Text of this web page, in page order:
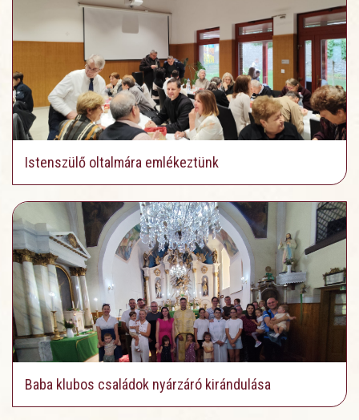
Istenszülő oltalmára emlékeztünk
Baba klubos családok nyárzáró kirándulása